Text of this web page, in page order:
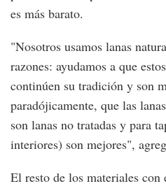
es más barato.
"Nosotros usamos lanas
razones: ayudamos a que
continúen su tradición y son
paradójicamente, que las
son lanas no tratadas y para
interiores) son mejores",
El resto de los materiales con